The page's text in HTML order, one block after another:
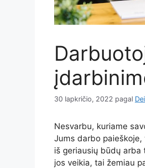
30 lapkričio, 2022 pagal
Nesvarbu, kuriame
Jums darbo
iš geriausių būdų
jos veikia, tai žemiau